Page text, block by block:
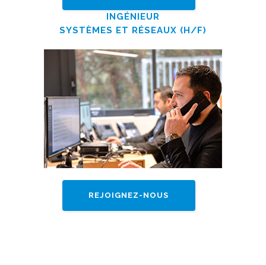
INGÉNIEUR
SYSTÈMES ET RÉSEAUX (H/F)
REJOIGNEZ-NOUS